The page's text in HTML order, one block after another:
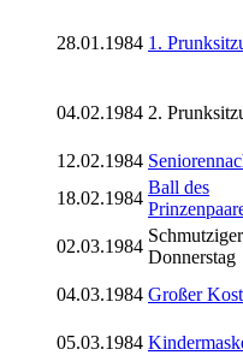
28.01.1984 1.
04.02.1984 2.
12.02.1984
18.02.1984
Ball des
02.03.1984
Schmutziger
Donnerstag
04.03.1984 Großer
05.03.1984